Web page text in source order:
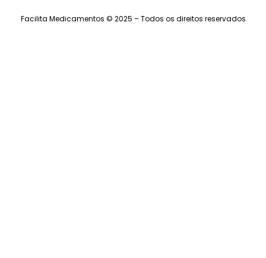
Facilita Medicamentos © 2025 – Todos os direitos reservados